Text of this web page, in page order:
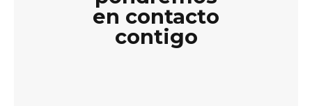
en contacto
contigo